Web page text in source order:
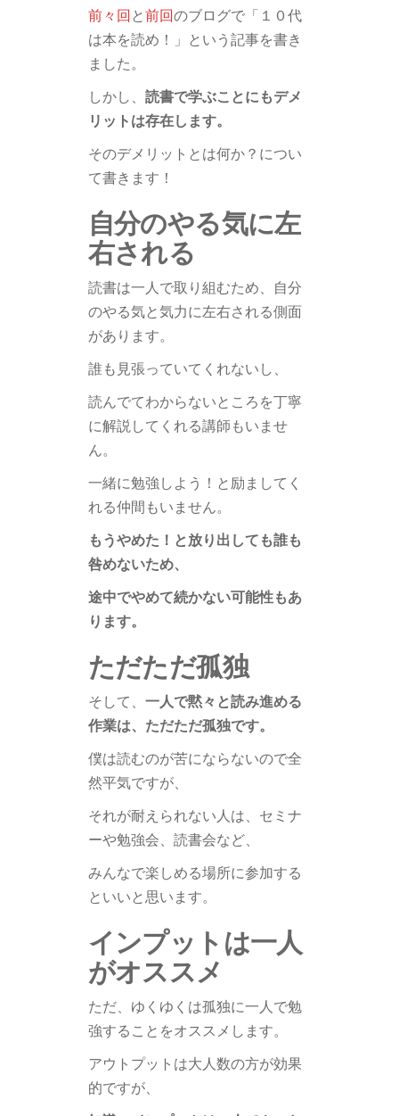
前々回と前回のブログで「１０代
は本を読め！」という記事を書き
ました。
しかし、 読書で学ぶことにもデメ
リットは存在します。
そのデメリットとは何か？につい
て書きます！
自分のやる気に左
右される
読書は一人で取り組むため、自分
のやる気と気力に左右される側面
があります。
誰も見張っていてくれないし、
読んでてわからないところを丁寧
に解説してくれる講師もいませ
ん。
一緒に勉強しよう！と励ましてく
れる仲間もいません。
もうやめた！と放り出しても誰も
咎めないため、
途中でやめて続かない可能性もあ
ります。
ただただ孤独
そして、 一人で黙々と読み進める
作業は、ただただ孤独です。
僕は読むのが苦にならないので全
然平気ですが、
それが耐えられない人は、セミナ
ーや勉強会、読書会など、
みんなで楽しめる場所に参加する
といいと思います。
インプットは一人
がオススメ
ただ、ゆくゆくは孤独に一人で勉
強することをオススメします。
アウトプットは大人数の方が効果
的ですが、